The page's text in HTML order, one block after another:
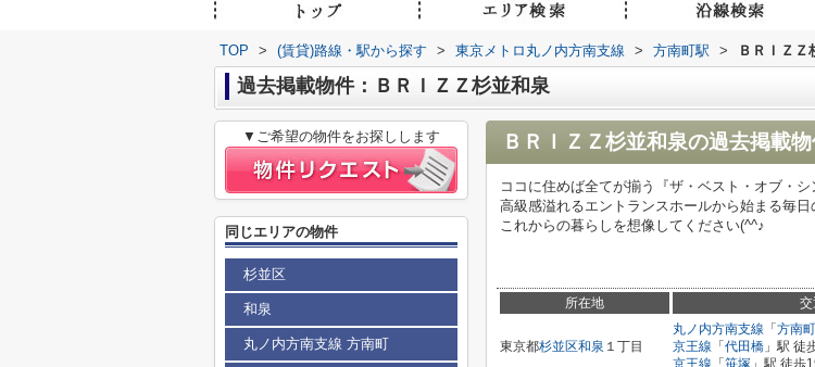
TOP > (賃貸)路線・駅から探す > 東京メトロ丸ノ内方南支線 > 方南町駅 > ＢＲＩＺＺ
過去掲載物件：ＢＲＩＺＺ杉並和泉
ＢＲＩＺＺ杉並和泉の過去掲載
ココに住めば全てが揃う『ザ・ベスト・オブ・シ
高級感溢れるエントランスホールから始まる毎
これからの暮らしを想像してください(^^♪
所在地 交
東京都杉並区和泉 １丁目
丸ノ内方南支線 「 方南町
京王線 「 代田橋 」駅 徒
京王線 「 笹塚 」駅 徒歩
▼ご希望の物件をお探しします
同じエリアの物件
杉並区
和泉
丸ノ内方南支線 方南町